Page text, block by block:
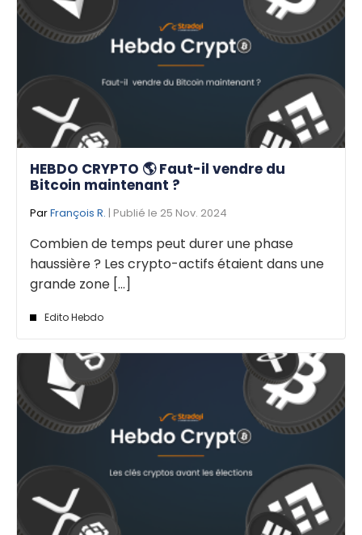
HEBDO CRYPTO 🌎 Faut-il vendre du
Bitcoin maintenant ?
ParFrançois R. | Publié le 25 Nov. 2024
Combien de temps peut durer une phase
haussière ? Les crypto-actifs étaient dans une
grande zone [...]
Edito Hebdo